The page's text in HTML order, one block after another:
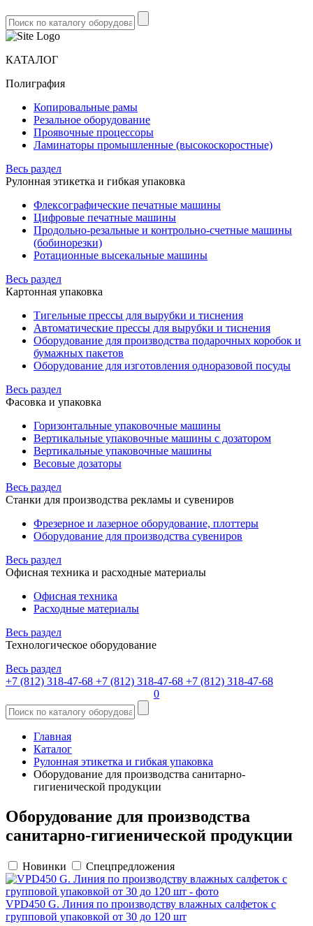
КАТАЛОГ
Полиграфия
Копировальные рамы
Резальное оборудование
Проявочные процессоры
Ламинаторы промышленные (высокоскоростные)
Весь раздел
Рулонная этикетка и гибкая упаковка
Флексографические печатные машины
Цифровые печатные машины
Продольно-резальные и контрольно-счетные машины
(бобинорезки)
Ротационные высекальные машины
Весь раздел
Картонная упаковка
Тигельные прессы для вырубки и тиснения
Автоматические прессы для вырубки и тиснения
Оборудование для производства подарочных коробок и
бумажных пакетов
Оборудование для изготовления одноразовой посуды
Весь раздел
Фасовка и упаковка
Горизонтальные упаковочные машины
Вертикальные упаковочные машины с дозатором
Вертикальные упаковочные машины
Весовые дозаторы
Весь раздел
Станки для производства рекламы и сувениров
Фрезерное и лазерное оборудование, плоттеры
Оборудование для производства сувениров
Весь раздел
Офисная техника и расходные материалы
Офисная техника
Расходные материалы
Весь раздел
Технологическое оборудование
Весь раздел
+7 (812) 318-47-68 +7 (812) 318-47-68 +7 (812) 318-47-68
0
Главная
Каталог
Рулонная этикетка и гибкая упаковка
Оборудование для производства санитарно-
гигиенической продукции
Оборудование для производства
санитарно-гигиенической продукции
Новинки Спецпредложения
VPD450 G. Линия по производству влажных салфеток с
групповой упаковкой от 30 до 120 шт